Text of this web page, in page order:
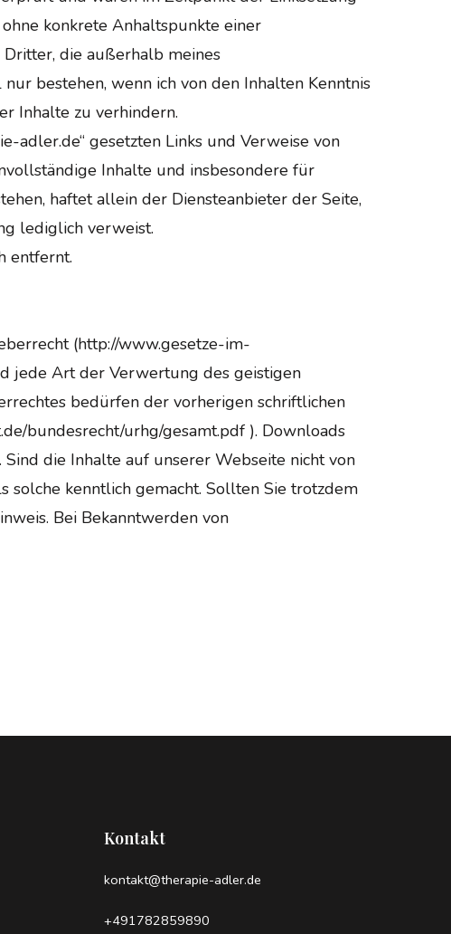
konkrete Anhaltspunkte einer
die außerhalb meines
bestehen, wenn ich von den Inhalten Kenntnis
Inhalte zu verhindern.
adler.de“ gesetzten Links und Verweise von
Inhalte und insbesondere für
haftet allein der Diensteanbieter der Seite,
lediglich verweist.
entfernt.
(http://www.gesetze-im-
jede Art der Verwertung des geistigen
bedürfen der vorherigen schriftlichen
bundesrecht/urhg/gesamt.pdf ). Downloads
die Inhalte auf unserer Webseite nicht von
kenntlich gemacht. Sollten Sie trotzdem
Bei Bekanntwerden von
Kontakt
kontakt@therapie-adler.de
+491782859890